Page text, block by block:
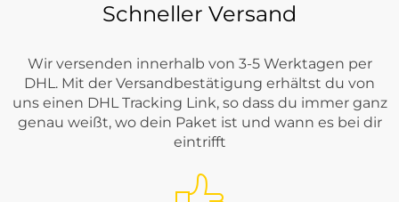
Schneller Versand
Wir versenden innerhalb von 3-5 Werktagen per
DHL. Mit der Versandbestätigung erhältst du von
uns einen DHL Tracking Link, so dass du immer ganz
genau weißt, wo dein Paket ist und wann es bei dir
eintrifft